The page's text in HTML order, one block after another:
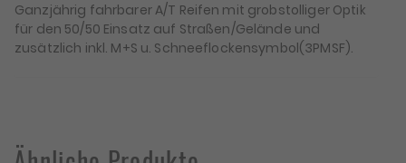
Ganzjährig fahrbarer A/T Reifen mit grobstolliger Optik
für den 50/50 Einsatz auf Straßen/Gelände und
zusätzlich inkl. M+S u. Schneeflockensymbol(3PMSF).